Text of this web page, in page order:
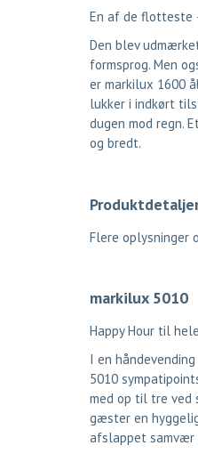
En af de flotteste
Den blev
formsprog. Men
er markilux 1600
lukker i indkørt
dugen mod regn.
og bredt.
Flere oplysninger
markilux 5010
Happy Hour til
I en
5010
med op til tre ved
gæster en
afslappet samvær